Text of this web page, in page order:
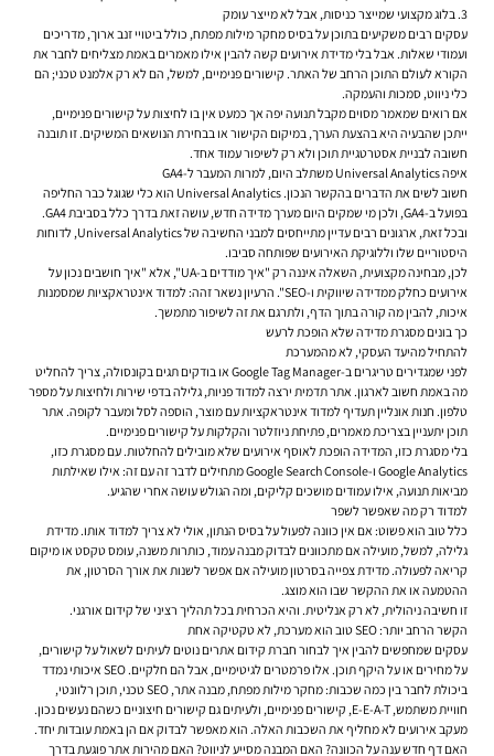
3. בלוג מקצועי שמייצר כניסות, אבל לא מייצר עומק
עסקים רבים משקיעים בתוכן על בסיס מחקר מילות מפתח, כולל ביטויי זנב ארוך, מדריכים
ועמודי שאלות. אבל בלי מדידת אירועים קשה להבין אילו מאמרים באמת מצליחים לחבר את
הקורא לעולם התוכן הרחב של האתר. קישורים פנימיים, למשל, הם לא רק אלמנט טכני; הם
כלי ניווט, סמכות והעמקה.
אם רואים שמאמר מסוים מקבל תנועה יפה אך כמעט אין בו לחיצות על קישורים פנימיים,
ייתכן שהבעיה היא בהצעת הערך, במיקום הקישור או בבחירת הנושאים המשיקים. זו תובנה
חשובה לבניית אסטרטגיית תוכן ולא רק לשיפור עמוד אחד.
איפה Universal Analytics משתלב היום, למרות המעבר ל-GA4
חשוב לשים את הדברים בהקשר הנכון. Universal Analytics הוא כלי שגוגל כבר החליפה
בפועל ב-GA4, ולכן מי שמקים היום מערך מדידה חדש, עושה זאת בדרך כלל בסביבת GA4.
ובכל זאת, ארגונים רבים עדיין מתייחסים למבני החשיבה של Universal Analytics, לדוחות
היסטוריים שלו וללוגיקת האירועים שפותחה סביבו.
לכן, מבחינה מקצועית, השאלה איננה רק "איך מודדים ב-UA", אלא "איך חושבים נכון על
אירועים כחלק ממדידה שיווקית ו-SEO". הרעיון נשאר זהה: למדוד אינטראקציות שמסמנות
איכות, להבין מה קורה בתוך הדף, ולתרגם את זה לשיפור מתמשך.
כך בונים מסגרת מדידה שלא הופכת לרעש
להתחיל מהיעד העסקי, לא מהמערכת
לפני שמגדירים טריגרים ב-Google Tag Manager או בודקים תגים בקונסולה, צריך להחליט
מה באמת חשוב לארגון. אתר תדמית ירצה למדוד פניות, גלילה בדפי שירות ולחיצות על מספר
טלפון. חנות אונליין תעדיף למדוד אינטראקציות עם מוצר, הוספה לסל ומעבר לקופה. אתר
תוכן יתעניין בצריכת מאמרים, פתיחת ניוזלטר והקלקות על קישורים פנימיים.
בלי מסגרת כזו, המדידה הופכת לאוסף אירועים שלא מובילים להחלטות. עם מסגרת כזו,
Google Analytics ו-Google Search Console מתחילים לדבר זה עם זה: אילו שאילתות
מביאות תנועה, אילו עמודים מושכים קליקים, ומה הגולש עושה אחרי שהגיע.
למדוד רק מה שאפשר לשפר
כלל טוב הוא פשוט: אם אין כוונה לפעול על בסיס הנתון, אולי לא צריך למדוד אותו. מדידת
גלילה, למשל, מועילה אם מתכוונים לבדוק מבנה עמוד, כותרות משנה, עומס טקסט או מיקום
קריאה לפעולה. מדידת צפייה בסרטון מועילה אם אפשר לשנות את אורך הסרטון, את
ההטמעה או את ההקשר שבו הוא מוצג.
זו חשיבה ניהולית, לא רק אנליטית. והיא הכרחית בכל תהליך רציני של קידום אורגני.
הקשר הרחב יותר: SEO טוב הוא מערכת, לא טקטיקה אחת
עסקים שמחפשים להבין איך לבחור חברת קידום אתריםנוטים לעיתים לשאול על קישורים,
על מחירים או על היקף תוכן. אלו פרמטרים לגיטימיים, אבל הם חלקיים. SEO איכותי נמדד
ביכולת לחבר בין כמה שכבות: מחקר מילות מפתח, מבנה אתר, SEO טכני, תוכן רלוונטי,
חוויית משתמש, E-E-A-T, קישורים פנימיים, ולעיתים גם קישורים חיצוניים כשהם נעשים נכון.
מעקב אירועים לא מחליף את השכבות האלה. הוא מאפשר לבדוק אם הן באמת עובדות יחד.
האם דף חדש ענה על הכוונה? האם המבנה מסייע לניווט? האם מהירות אתר פוגעת בדרך